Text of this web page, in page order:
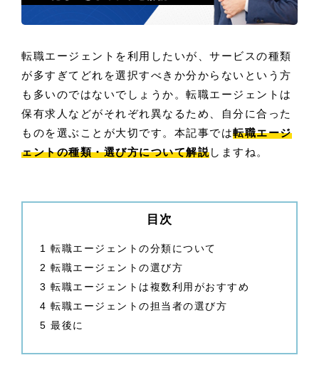
転職エージェントを利用したいが、サービスの種類
が多すぎてどれを選択すべきか分からないという方
も多いのではないでしょうか。転職エージェントは
保有求人などがそれぞれ異なるため、自分に合った
ものを選ぶことが大切です。本記事では転職エージ
ェントの種類・選び方について解説しますね。
目次
1 転職エージェントの分類について
2 転職エージェントの選び方
3 転職エージェントは複数利用がおすすめ
4 転職エージェントの担当者の選び方
5 最後に